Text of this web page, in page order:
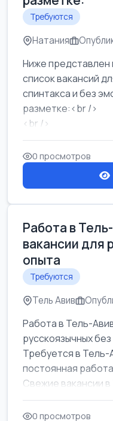
Требуются
Натания
Ниже
список вакансий
спинтакса и без
разметке:<br />
<br />
Работа в Нетании
требу...
0 просмотров
Работа в
вакансии для
опыта
Требуются
Тель Авив
Работа в Тель-
русскоязычных
Требуется в
постоянная
Свежие вакансии
женщин от хозя...
0 просмотров